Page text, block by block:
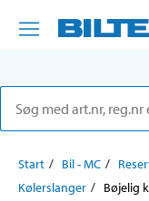
Start Bil - MC
Kølerslanger
Bøjelig